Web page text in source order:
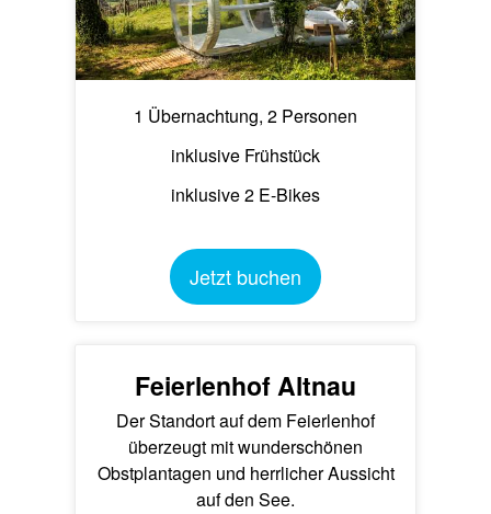
1 Übernachtung, 2 Personen
inklusive Frühstück
inklusive 2 E-Bikes
Jetzt buchen
Feierlenhof Altnau
Der Standort auf dem Feierlenhof
überzeugt mit wunderschönen
Obstplantagen und herrlicher Aussicht
auf den See.